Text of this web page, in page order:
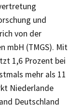
und
von der
mbH (TMGS). Mit
1,6 Prozent bei
mehr als 11
Niederlande
Deutschland